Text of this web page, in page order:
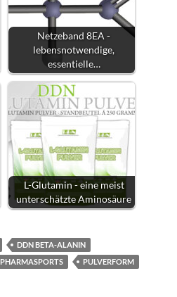
Netzeband 8EA -
lebensnotwendige,
essentielle…
L-Glutamin - eine meist
unterschätzte Aminosäure
DDN BETA-ALANIN
PHARMASPORTS
PULVERFORM